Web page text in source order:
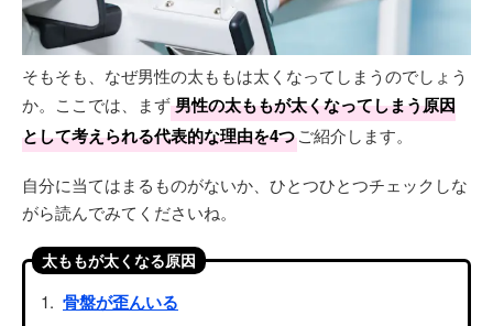
そもそも、なぜ男性の太ももは太くなってしまうのでしょう
か。ここでは、まず男性の太ももが太くなってしまう原因
として考えられる代表的な理由を4つご紹介します。
自分に当てはまるものがないか、ひとつひとつチェックしな
がら読んでみてくださいね。
太ももが太くなる原因
骨盤が歪んいる